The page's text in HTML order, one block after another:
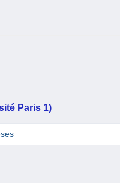
Paris 1)